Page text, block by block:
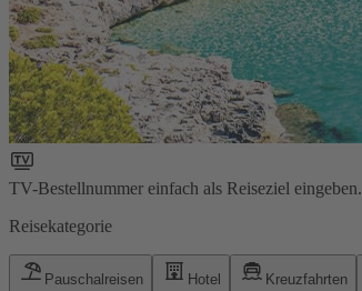
TV-Bestellnummer einfach als Reiseziel eingeben.
Reisekategorie
Pauschalreisen Hotel Kreuzfahrten